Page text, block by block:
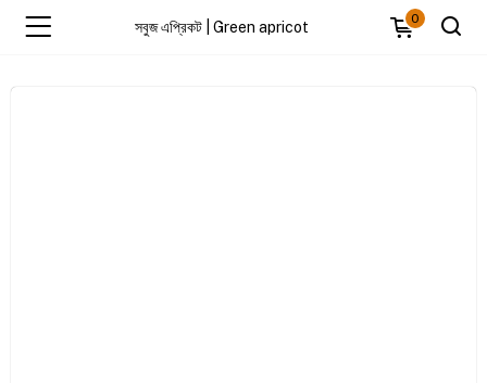
সবুজ এপ্রিকট | Green apricot
0